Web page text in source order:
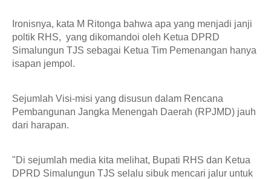
Ironisnya, kata M Ritonga bahwa apa yang menjadi janji
poltik RHS,  yang dikomandoi oleh Ketua DPRD
Simalungun TJS sebagai Ketua Tim Pemenangan hanya
isapan jempol.
Sejumlah Visi-misi yang disusun dalam Rencana
Pembangunan Jangka Menengah Daerah (RPJMD) jauh
dari harapan.
"Di sejumlah media kita melihat, Bupati RHS dan Ketua
DPRD Simalungun TJS selalu sibuk mencari jalur untuk